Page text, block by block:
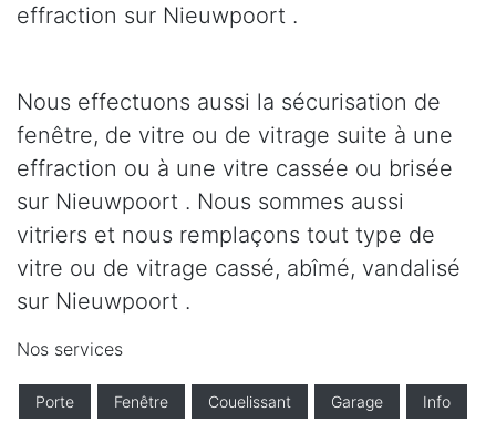
effraction sur Nieuwpoort .
Nous effectuons aussi la sécurisation de
fenêtre, de vitre ou de vitrage suite à une
effraction ou à une vitre cassée ou brisée
sur Nieuwpoort . Nous sommes aussi
vitriers et nous remplaçons tout type de
vitre ou de vitrage cassé, abîmé, vandalisé
sur Nieuwpoort .
Nos services
Porte Fenêtre Couelissant Garage Info